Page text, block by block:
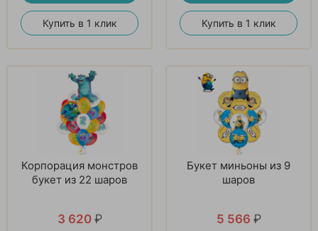
Купить в 1 клик Купить в 1 клик
Корпорация монстров
букет из 22 шаров
3 620 ₽
Букет миньоны из 9
шаров
5 566 ₽